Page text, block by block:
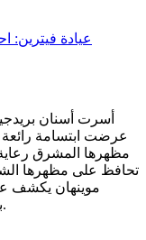
عيادة فيترين:
أسرت أسنان
عرضت ابتسامة
مظهرها المشرق رعاية
تحافظ على مظهرها
موينهان يكشف
بمستوى المشاهير لأي شخص يسعى للكمال.